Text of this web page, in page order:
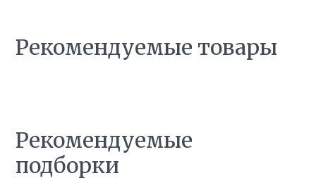
Рекомендуемые товары
Рекомендуемые
подборки